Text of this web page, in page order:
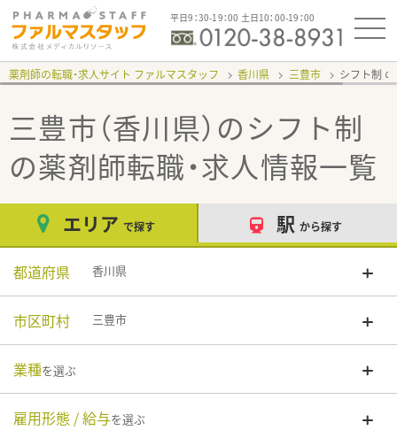
平日9：30-19：00 土日10：00-19：00
薬剤師の転職・求人サイト ファルマスタッフ 香川県 三豊市 シフト制
三豊市（香川県）のシフト制
の薬剤師転職・求人情報一覧
エリア で探す 駅 から探す
都道府県 香川県
市区町村 三豊市
業種を選ぶ
雇用形態 / 給与を選ぶ